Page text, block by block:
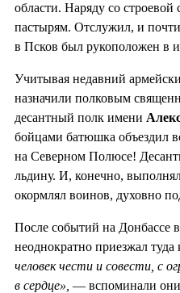
области. Наряду со
пастырям. Отслужил, и
в Псков был рукоположен в
Учитывая недавний
назначили полковым
десантный полк имени
бойцами батюшка объездил
на Северном Полюсе!
льдину. И, конечно,
окормлял воинов, духовно
После событий на Донбассе
неоднократно приезжал туда
человек чести и совести, с
в сердце», — вспоминали